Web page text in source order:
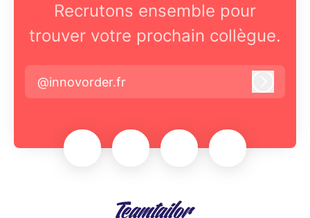
Recrutons ensemble pour
trouver votre prochain collègue.
@innovorder.fr